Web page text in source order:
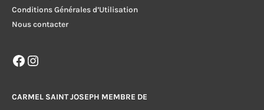
Conditions Générales d’Utilisation
Nous contacter
Facebook
Instagram
CARMEL SAINT JOSEPH MEMBRE DE